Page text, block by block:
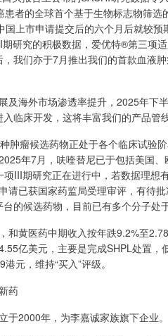
者的全球首个基于生物标志物筛
上市申请提交后的六个月后就较
研究的积极数据，爱优特®第三项
我们亦于7月推出我们的首款血液
海外市场渗透率提升，2025年下
临床开发，这将丰富我们的产品管
瘤候选药物正处于各个临床试验
年7月，呋喹替尼已于包括美国
III期研究正在进行中，若数据理
请已获国家药监局受理审评，有待
的候选药物，目前已有多个分子处
黄医药中期收入按年跌9.2%至
亿美元，主要是完成SHPL处置
元，维持“买入”评级。
药
2000年，为李嘉诚家族旗下企业。